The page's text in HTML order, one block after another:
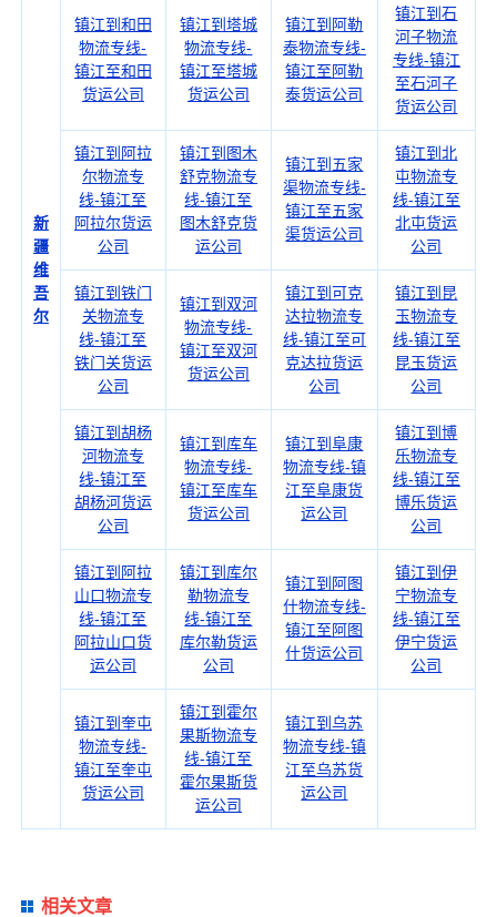
新
疆
维
吾
尔
镇江到和田
物流专线-
镇江至和田
货运公司
镇江到塔城
物流专线-
镇江至塔城
货运公司
镇江到阿勒
泰物流专线-
镇江至阿勒
泰货运公司
镇江到石
河子物流
专线-镇江
至石河子
货运公司
镇江到阿拉
尔物流专
线-镇江至
阿拉尔货运
公司
镇江到图木
舒克物流专
线-镇江至
图木舒克货
运公司
镇江到五家
渠物流专线-
镇江至五家
渠货运公司
镇江到北
屯物流专
线-镇江至
北屯货运
公司
镇江到铁门
关物流专
线-镇江至
铁门关货运
公司
镇江到双河
物流专线-
镇江至双河
货运公司
镇江到可克
达拉物流专
线-镇江至可
克达拉货运
公司
镇江到昆
玉物流专
线-镇江至
昆玉货运
公司
镇江到胡杨
河物流专
线-镇江至
胡杨河货运
公司
镇江到库车
物流专线-
镇江至库车
货运公司
镇江到阜康
物流专线-镇
江至阜康货
运公司
镇江到博
乐物流专
线-镇江至
博乐货运
公司
镇江到阿拉
山口物流专
线-镇江至
阿拉山口货
运公司
镇江到库尔
勒物流专
线-镇江至
库尔勒货运
公司
镇江到阿图
什物流专线-
镇江至阿图
什货运公司
镇江到伊
宁物流专
线-镇江至
伊宁货运
公司
镇江到奎屯
物流专线-
镇江至奎屯
货运公司
镇江到霍尔
果斯物流专
线-镇江至
霍尔果斯货
运公司
镇江到乌苏
物流专线-镇
江至乌苏货
运公司
相关文章